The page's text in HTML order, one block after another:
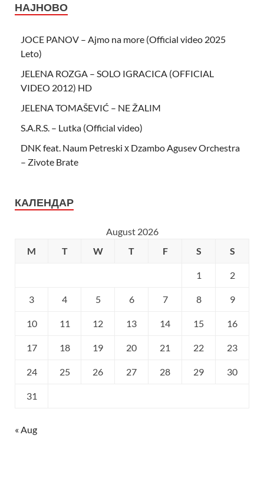
НАЈНОВО
JOCE PANOV – Ajmo na more (Official video 2025
Leto)
JELENA ROZGA – SOLO IGRACICA (OFFICIAL
VIDEO 2012) HD
JELENA TOMAŠEVIĆ – NE ŽALIM
S.A.R.S. – Lutka (Official video)
DNK feat. Naum Petreski х Dzambo Agusev Orchestra
– Zivote Brate
КАЛЕНДАР
August 2026
M
T W T F S S
1 2
3 4 5 6 7 8 9
10 11 12 13 14 15 16
17 18 19 20 21 22 23
24 25 26 27 28 29 30
31
« Aug